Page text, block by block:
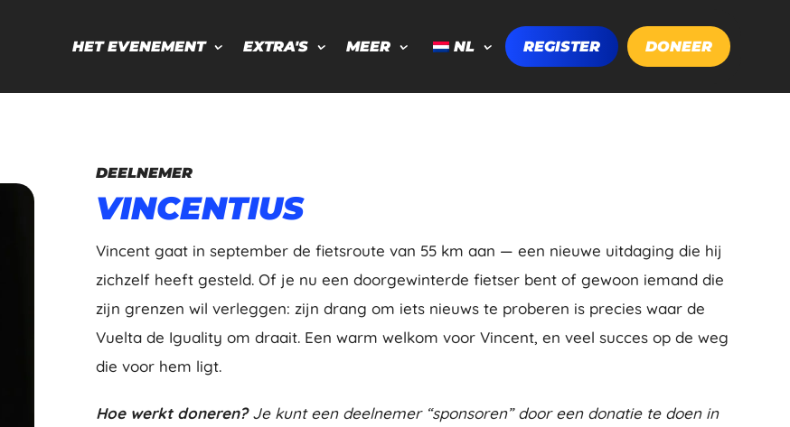
HET EVENEMENT EXTRA'S MEER NL REGISTER DONEER
DEELNEMER
VINCENTIUS
Vincent gaat in september de fietsroute van 55 km aan — een nieuwe uitdaging die hij
zichzelf heeft gesteld. Of je nu een doorgewinterde fietser bent of gewoon iemand die
zijn grenzen wil verleggen: zijn drang om iets nieuws te proberen is precies waar de
Vuelta de Iguality om draait. Een warm welkom voor Vincent, en veel succes op de weg
die voor hem ligt.
Hoe werkt doneren?Je kunt een deelnemer “sponsoren” door een donatie te doen in